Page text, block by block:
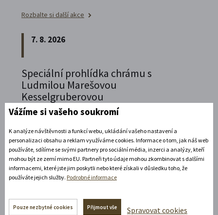
Rozbalte si další akce
7. 8. 2026
Speciální prohlídka chrámu s
Ludmilou Marešovou
Kesselgruberovou
Vydejte se na komentovanou prohlídku
piaristického chrámu Nalezení sv. Kříže s
Ludmilou Marešovou Kesselgruberovou a
poznejte jeho interiéry i bohatou sochařskou
výzdobu z trochu jiné perspektivy.
7. 8. 2026
Vážíme si vašeho soukromí
K analýze návštěvnosti a funkcí webu, ukládání vašeho nastavení a
personalizaci obsahu a reklam využíváme cookies. Informace o tom, jak náš web
používáte, sdílíme se svými partnery pro sociální média, inzerci a analýzy, kteří
mohou být ze zemí mimo EU. Partneři tyto údaje mohou zkombinovat s dalšími
informacemi, které jste jim poskytli nebo které získali v důsledku toho, že
používáte jejich služby. Podrobné informace
Pouze nezbytné cookies Přijmout vše Spravovat cookies